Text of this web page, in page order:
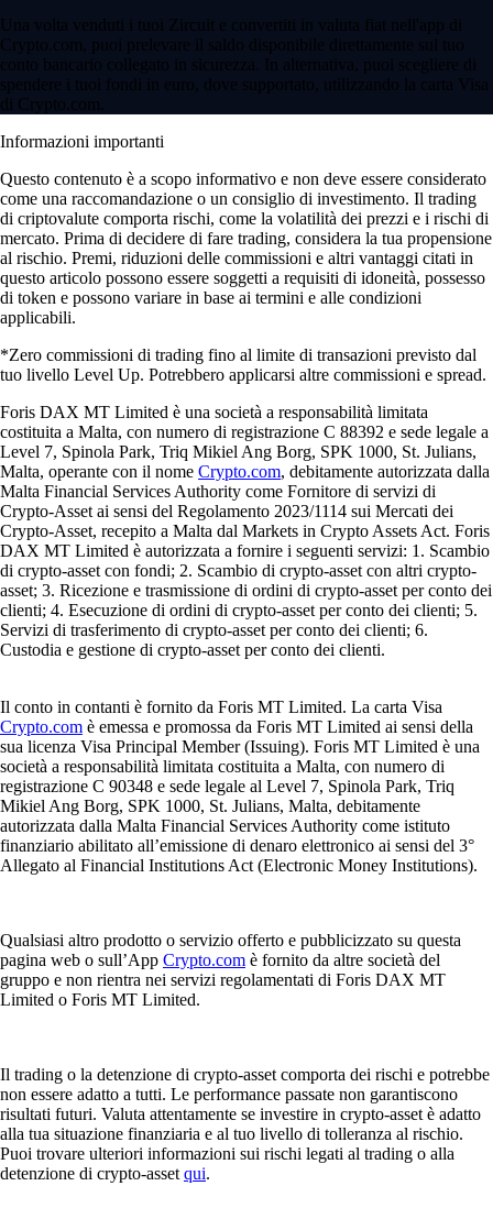
Una volta venduti i tuoi Zircuit e convertiti in valuta fiat nell'app di
Crypto.com, puoi prelevare il saldo disponibile direttamente sul tuo
conto bancario collegato in sicurezza. In alternativa, puoi scegliere di
spendere i tuoi fondi in euro, dove supportato, utilizzando la carta Visa
di Crypto.com.
Informazioni importanti
Questo contenuto è a scopo informativo e non deve essere considerato
come una raccomandazione o un consiglio di investimento. Il trading
di criptovalute comporta rischi, come la volatilità dei prezzi e i rischi di
mercato. Prima di decidere di fare trading, considera la tua propensione
al rischio. Premi, riduzioni delle commissioni e altri vantaggi citati in
questo articolo possono essere soggetti a requisiti di idoneità, possesso
di token e possono variare in base ai termini e alle condizioni
applicabili.
*Zero commissioni di trading fino al limite di transazioni previsto dal
tuo livello Level Up. Potrebbero applicarsi altre commissioni e spread.
Foris DAX MT Limited è una società a responsabilità limitata
costituita a Malta, con numero di registrazione C 88392 e sede legale a
Level 7, Spinola Park, Triq Mikiel Ang Borg, SPK 1000, St. Julians,
Malta, operante con il nome Crypto.com, debitamente autorizzata dalla
Malta Financial Services Authority come Fornitore di servizi di
Crypto-Asset ai sensi del Regolamento 2023/1114 sui Mercati dei
Crypto-Asset, recepito a Malta dal Markets in Crypto Assets Act. Foris
DAX MT Limited è autorizzata a fornire i seguenti servizi: 1. Scambio
di crypto-asset con fondi; 2. Scambio di crypto-asset con altri crypto-
asset; 3. Ricezione e trasmissione di ordini di crypto-asset per conto dei
clienti; 4. Esecuzione di ordini di crypto-asset per conto dei clienti; 5.
Servizi di trasferimento di crypto-asset per conto dei clienti; 6.
Custodia e gestione di crypto-asset per conto dei clienti.
Il conto in contanti è fornito da Foris MT Limited. La carta Visa
Crypto.com è emessa e promossa da Foris MT Limited ai sensi della
sua licenza Visa Principal Member (Issuing). Foris MT Limited è una
società a responsabilità limitata costituita a Malta, con numero di
registrazione C 90348 e sede legale al Level 7, Spinola Park, Triq
Mikiel Ang Borg, SPK 1000, St. Julians, Malta, debitamente
autorizzata dalla Malta Financial Services Authority come istituto
finanziario abilitato all’emissione di denaro elettronico ai sensi del 3°
Allegato al Financial Institutions Act (Electronic Money Institutions).
Qualsiasi altro prodotto o servizio offerto e pubblicizzato su questa
pagina web o sull’App Crypto.com è fornito da altre società del
gruppo e non rientra nei servizi regolamentati di Foris DAX MT
Limited o Foris MT Limited.
Il trading o la detenzione di crypto-asset comporta dei rischi e potrebbe
non essere adatto a tutti. Le performance passate non garantiscono
risultati futuri. Valuta attentamente se investire in crypto-asset è adatto
alla tua situazione finanziaria e al tuo livello di tolleranza al rischio.
Puoi trovare ulteriori informazioni sui rischi legati al trading o alla
detenzione di crypto-asset qui.